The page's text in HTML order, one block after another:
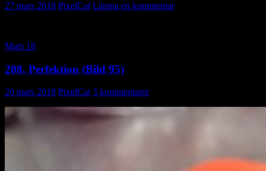
27 mars 2018 PixelCat Lämna en kommentar
Mars 18
208. Perfektion (Bild 95)
20 mars 2018 PixelCat 3 kommentarer